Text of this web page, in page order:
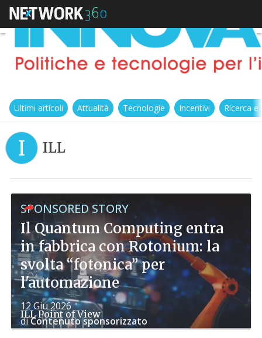
Ultimi articoli Attualità Tecnologie Incentivi Ricerca
I ILL
SPONSORED STORY
Il Quantum Computing entra
in fabbrica con Rotonium: la
svolta “fotonica” per
l'automazione
12 Giu 2026
diContenuto sponsorizzato
ILLPoint of View